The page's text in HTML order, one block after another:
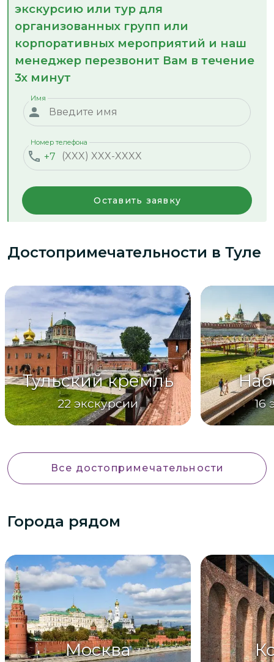
экскурсию или тур для
организованных групп или
корпоративных мероприятий и наш
менеджер перезвонит Вам в течение
3х минут
Имя
+7
Номер телефона
Оставить заявку
Достопримечательности в Туле
Тульский кремль
22 экскурсии 16
Все достопримечательности
Города рядом
Москва